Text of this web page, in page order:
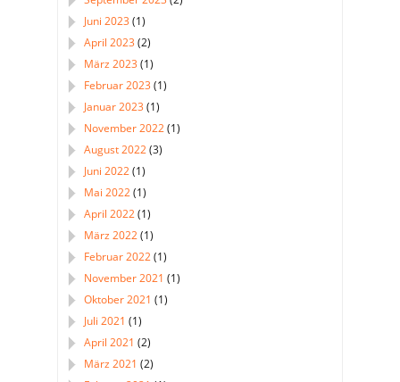
Juni 2023(1)
April 2023(2)
März 2023(1)
Februar 2023(1)
Januar 2023(1)
November 2022(1)
August 2022(3)
Juni 2022(1)
Mai 2022(1)
April 2022(1)
März 2022(1)
Februar 2022(1)
November 2021 (1)
Oktober 2021 (1)
Juli 2021 (1)
April 2021 (2)
März 2021 (2)